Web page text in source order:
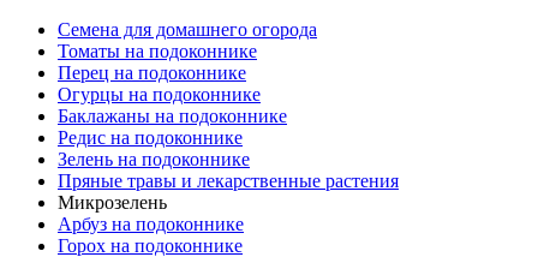
Семена для домашнего огорода
Томаты на подоконнике
Перец на подоконнике
Огурцы на подоконнике
Баклажаны на подоконнике
Редис на подоконнике
Зелень на подоконнике
Пряные травы и лекарственные растения
Микрозелень
Арбуз на подоконнике
Горох на подоконнике